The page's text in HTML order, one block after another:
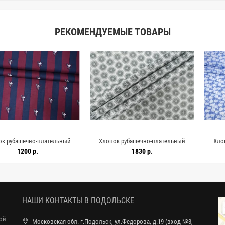
РЕКОМЕНДУЕМЫЕ ТОВАРЫ
плательный
полоска и
Хлопок рубашечно-плательный
Серый орнамент на белом FRM H9/7
Хлопок
Цветы на
НАШИ КОНТАКТЫ В ПОДОЛЬСКЕ
Московская обл. г.Подольск, ул.Федорова, д.19 (вход №3,